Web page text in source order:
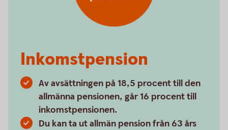
Inkomstpension
Av avsättningen på 18,5 procent till den
allmänna pensionen, går 16 procent till
inkomstpensionen.
Du kan ta ut allmän pension från 63 års